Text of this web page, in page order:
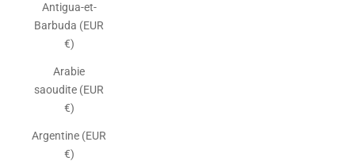
Antigua-et-
Barbuda (EUR
€)
Arabie
saoudite (EUR
€)
Argentine (EUR
€)